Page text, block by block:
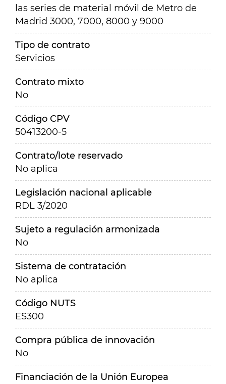
las series de material móvil de Metro de
Madrid 3000, 7000, 8000 y 9000
Tipo de contrato
Servicios
Contrato mixto
No
Código CPV
50413200-5
Contrato/lote reservado
No aplica
Legislación nacional aplicable
RDL 3/2020
Sujeto a regulación armonizada
No
Sistema de contratación
No aplica
Código NUTS
ES300
Compra pública de innovación
No
Financiación de la Unión Europea